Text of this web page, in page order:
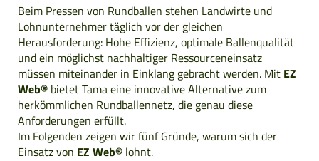
Beim Pressen von Rundballen stehen Landwirte und
Lohnunternehmer täglich vor der gleichen
Herausforderung: Hohe Effizienz, optimale Ballenqualität
und ein möglichst nachhaltiger Ressourceneinsatz
müssen miteinander in Einklang gebracht werden. Mit EZ
Web® bietet Tama eine innovative Alternative zum
herkömmlichen Rundballennetz, die genau diese
Anforderungen erfüllt.
Im Folgenden zeigen wir fünf Gründe, warum sich der
Einsatz von EZ Web® lohnt.